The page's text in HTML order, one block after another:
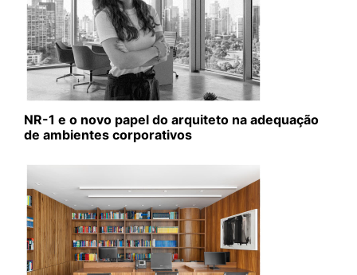
NR-1 e o novo papel do arquiteto na adequação
de ambientes corporativos